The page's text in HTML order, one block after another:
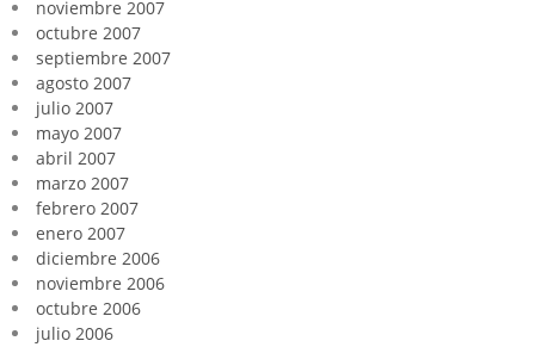
noviembre 2007
octubre 2007
septiembre 2007
agosto 2007
julio 2007
mayo 2007
abril 2007
marzo 2007
febrero 2007
enero 2007
diciembre 2006
noviembre 2006
octubre 2006
julio 2006